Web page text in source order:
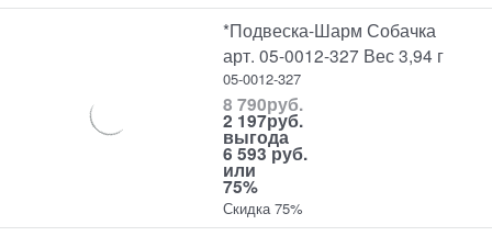
*Подвеска-Шарм Собачка
арт. 05-0012-327 Вес 3,94 г
05-0012-327
8 790руб.
2 197руб.
выгода
6 593 руб.
или
75%
Скидка 75%